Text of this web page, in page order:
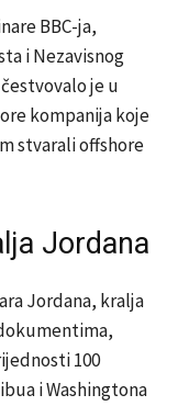
BBC-ja,
i Nezavisnog
je u
kompanija koje
stvarali offshore
Jordana
Jordana, kralja
100
i Washingtona